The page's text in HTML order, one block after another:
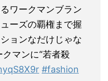
ワークマンブラン
ーズの覇権まで握
ョンなだけじゃな
マンに“若者殺
#fashion